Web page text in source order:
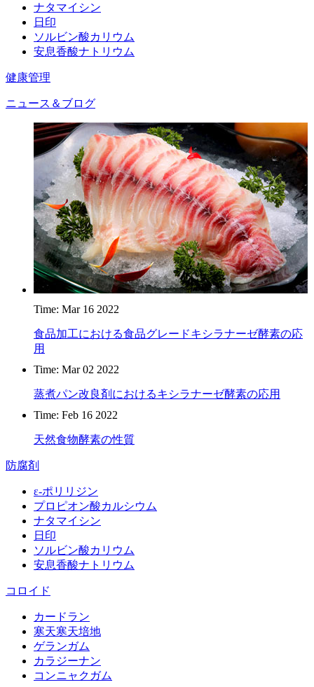
ナタマイシン
日印
ソルビン酸カリウム
安息香酸ナトリウム
健康管理
ニュース＆ブログ
Time: Mar 16 2022
食品加工における食品グレードキシラナーゼ酵素の応
用
Time: Mar 02 2022
蒸煮パン改良剤におけるキシラナーゼ酵素の応用
Time: Feb 16 2022
天然食物酵素の性質
防腐剤
ε‐ポリリジン
プロピオン酸カルシウム
ナタマイシン
日印
ソルビン酸カリウム
安息香酸ナトリウム
コロイド
カードラン
寒天寒天培地
ゲランガム
カラジーナン
コンニャクガム